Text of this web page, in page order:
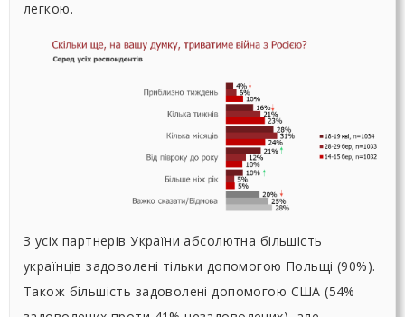
легкою.
З усіх партнерів України абсолютна більшість
українців задоволені тільки допомогою Польщі (90%).
Також більшість задоволені допомогою США (54%